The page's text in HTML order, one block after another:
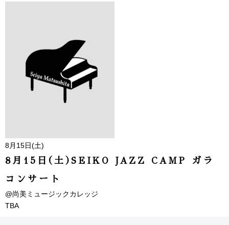
8月15日(土)
8月15日(土)SEIKO JAZZ CAMP ガラ
コンサート
@尚美ミュージックカレッジ
TBA